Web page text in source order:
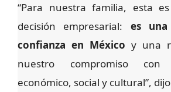
“Para nuestra familia, esta
decisión empresarial: es
confianza en México y una
nuestro compromiso
económico, social y cultural”,